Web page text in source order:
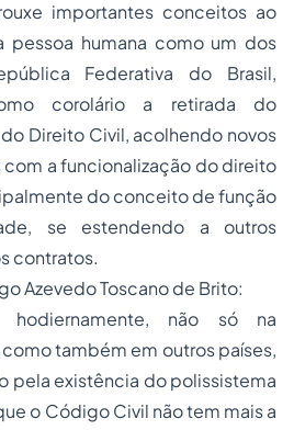
importantes conceitos ao
pessoa humana como um dos
Federativa do Brasil,
corolário a retirada do
Direito Civil, acolhendo novos
a funcionalização do direito
do conceito de função
se estendendo a outros
contratos.
Azevedo Toscano de Brito:
não só na
também em outros países,
pela existência do polissistema
o Código Civil não tem mais a